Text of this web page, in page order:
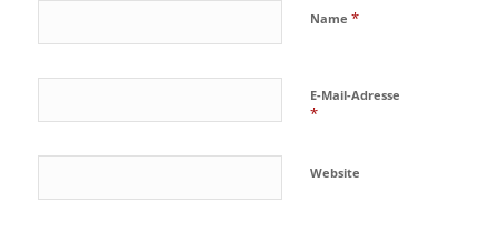
Name *
E-Mail-Adresse
*
Website